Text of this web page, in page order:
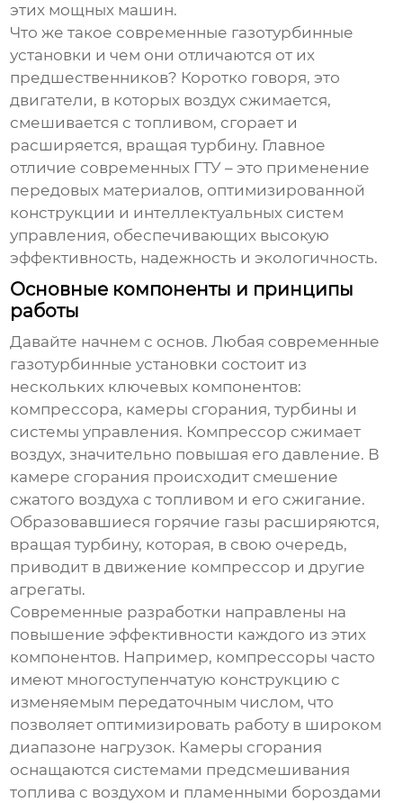
этих мощных машин.
Что же такое современные газотурбинные
установки и чем они отличаются от их
предшественников? Коротко говоря, это
двигатели, в которых воздух сжимается,
смешивается с топливом, сгорает и
расширяется, вращая турбину. Главное
отличие современных ГТУ – это применение
передовых материалов, оптимизированной
конструкции и интеллектуальных систем
управления, обеспечивающих высокую
эффективность, надежность и экологичность.
Основные компоненты и принципы
работы
Давайте начнем с основ. Любая современные
газотурбинные установки состоит из
нескольких ключевых компонентов:
компрессора, камеры сгорания, турбины и
системы управления. Компрессор сжимает
воздух, значительно повышая его давление. В
камере сгорания происходит смешение
сжатого воздуха с топливом и его сжигание.
Образовавшиеся горячие газы расширяются,
вращая турбину, которая, в свою очередь,
приводит в движение компрессор и другие
агрегаты.
Современные разработки направлены на
повышение эффективности каждого из этих
компонентов. Например, компрессоры часто
имеют многоступенчатую конструкцию с
изменяемым передаточным числом, что
позволяет оптимизировать работу в широком
диапазоне нагрузок. Камеры сгорания
оснащаются системами предсмешивания
топлива с воздухом и пламенными бороздами